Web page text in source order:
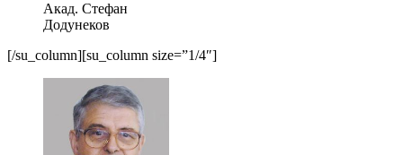
Акад. Стефан
Додунеков
[/su_column][su_column size=”1/4″]